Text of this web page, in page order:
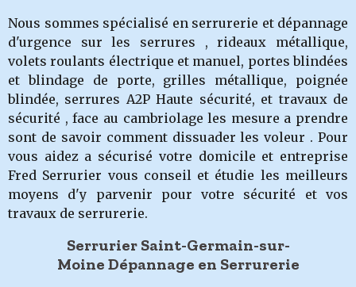
Nous sommes spécialisé en serrurerie et dépannage
d'urgence sur les serrures , rideaux métallique,
volets roulants électrique et manuel, portes blindées
et blindage de porte, grilles métallique, poignée
blindée, serrures A2P Haute sécurité, et travaux de
sécurité , face au cambriolage les mesure a prendre
sont de savoir comment dissuader les voleur . Pour
vous aidez a sécurisé votre domicile et entreprise
Fred Serrurier vous conseil et étudie les meilleurs
moyens d'y parvenir pour votre sécurité et vos
travaux de serrurerie.
Serrurier Saint-Germain-sur-
Moine Dépannage en Serrurerie